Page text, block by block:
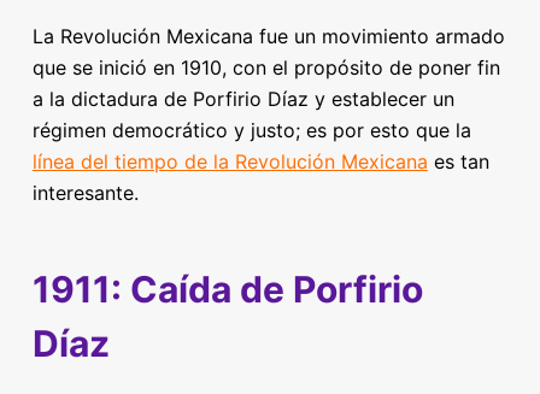
La Revolución Mexicana fue un movimiento armado
que se inició en 1910, con el propósito de poner fin
a la dictadura de Porfirio Díaz y establecer un
régimen democrático y justo; es por esto que la
línea del tiempo de la Revolución Mexicana es tan
interesante.
1911: Caída de Porfirio
Díaz